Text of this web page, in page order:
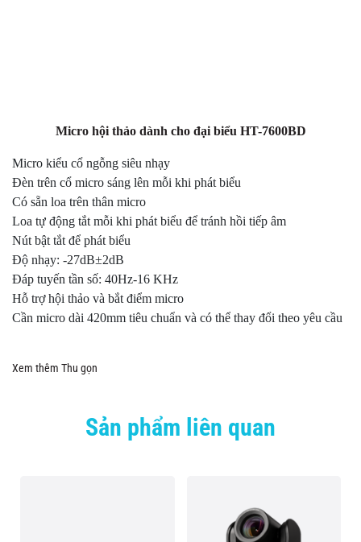
Micro hội thảo dành cho đại biểu HT-7600BD
Micro kiểu cổ ngỗng siêu nhạy
Đèn trên cổ micro sáng lên mỗi khi phát biểu
Có sẵn loa trên thân micro
Loa tự động tắt mỗi khi phát biểu để tránh hồi tiếp âm
Nút bật tắt để phát biểu
Độ nhạy: -27dB±2dB
Đáp tuyến tần số: 40Hz-16 KHz
Hỗ trợ hội thảo và bắt điểm micro
Cần micro dài 420mm tiêu chuẩn và có thể thay đổi theo yêu cầu
Xem thêm Thu gọn
Sản phẩm liên quan